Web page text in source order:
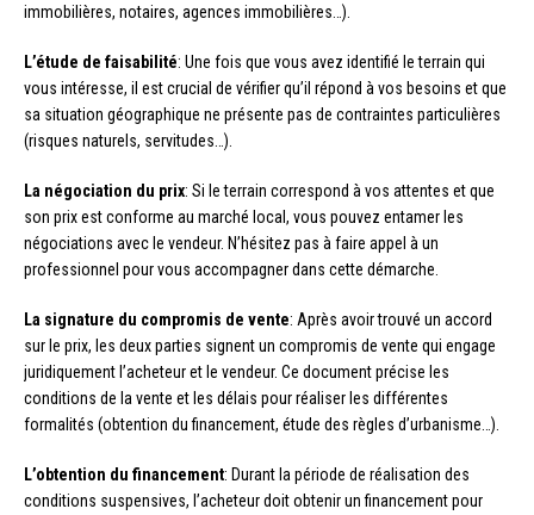
immobilières, notaires, agences immobilières…).
L’étude de faisabilité: Une fois que vous avez identifié le terrain qui
vous intéresse, il est crucial de vérifier qu’il répond à vos besoins et que
sa situation géographique ne présente pas de contraintes particulières
(risques naturels, servitudes…).
La négociation du prix: Si le terrain correspond à vos attentes et que
son prix est conforme au marché local, vous pouvez entamer les
négociations avec le vendeur. N’hésitez pas à faire appel à un
professionnel pour vous accompagner dans cette démarche.
La signature du compromis de vente: Après avoir trouvé un accord
sur le prix, les deux parties signent un compromis de vente qui engage
juridiquement l’acheteur et le vendeur. Ce document précise les
conditions de la vente et les délais pour réaliser les différentes
formalités (obtention du financement, étude des règles d’urbanisme…).
L’obtention du financement: Durant la période de réalisation des
conditions suspensives, l’acheteur doit obtenir un financement pour